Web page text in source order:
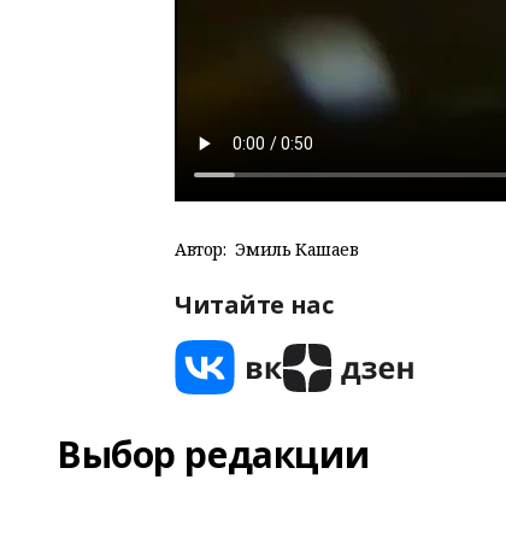
Автор: Эмиль Кашаев
Читайте нас
Выбор редакции